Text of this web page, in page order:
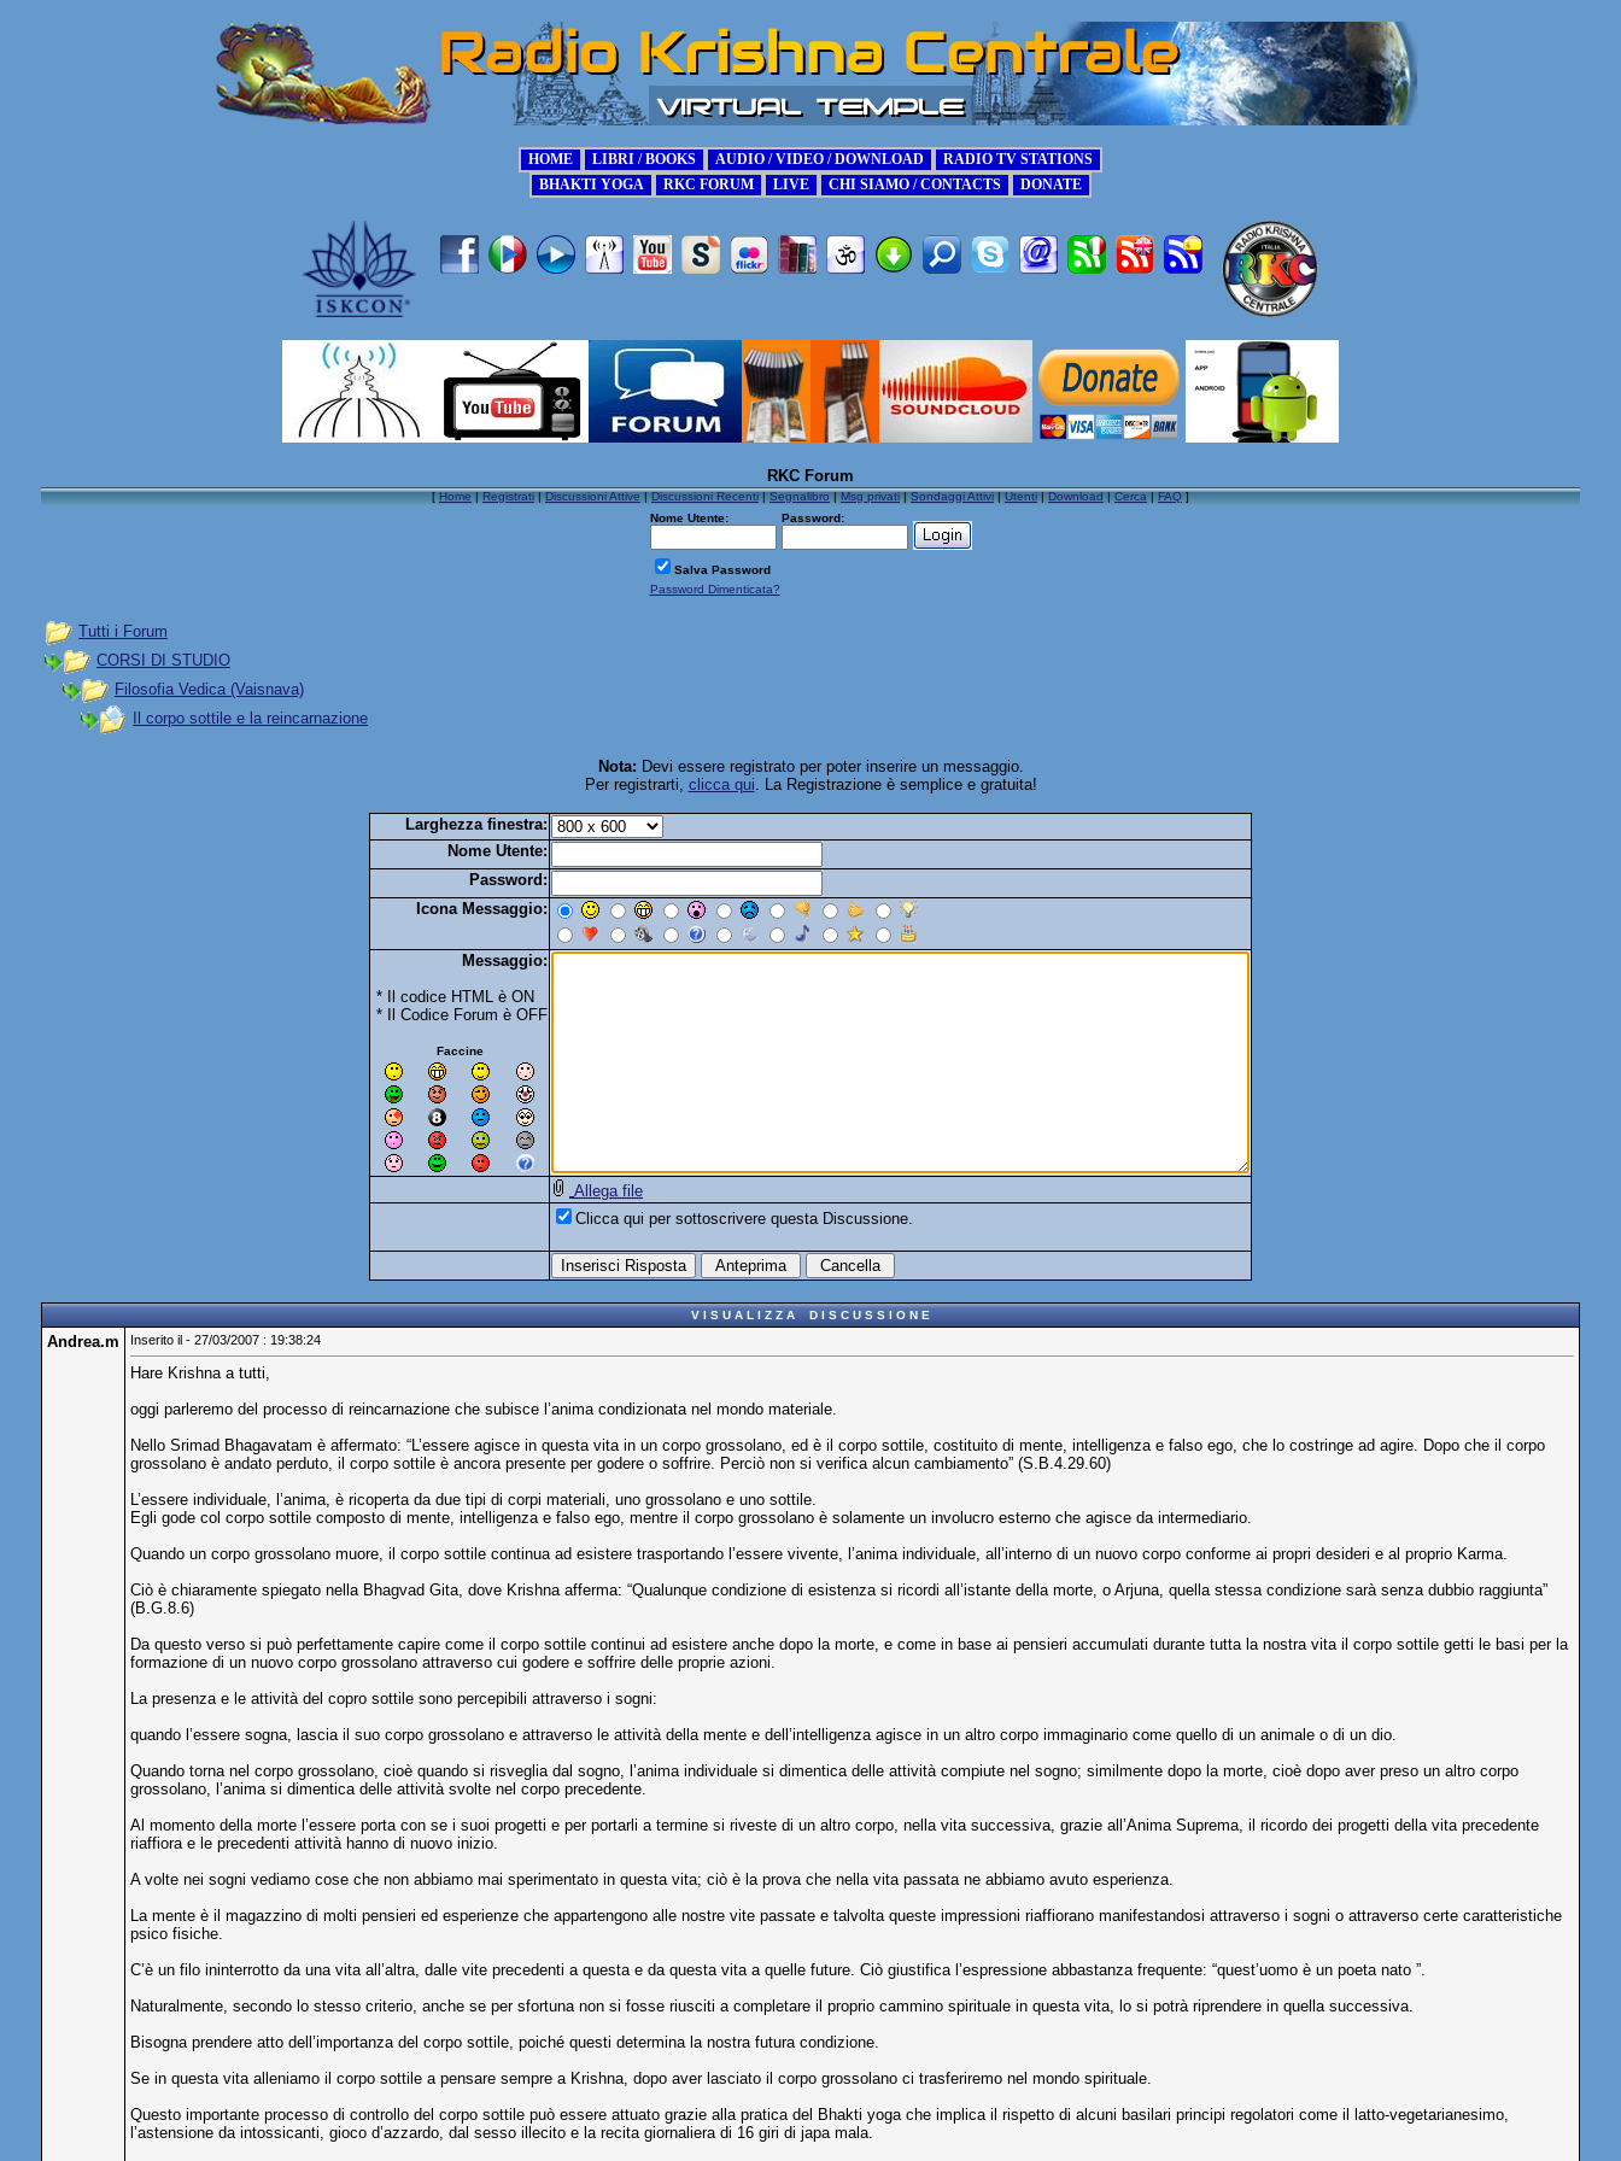
RKC Forum
[Home|Registrati|Discussioni Attive|Discussioni Recenti|Segnalibro|Msg privati|Sondaggi Attivi|Utenti|Download|Cerca|FAQ]
Nome Utente:
Password:
Salva Password
Password Dimenticata?
Tutti i Forum
CORSI DI STUDIO
Filosofia Vedica (Vaisnava)
Il corpo sottile e la reincarnazione
Nota: Devi essere registrato per poter inserire un messaggio.
Per registrarti, clicca qui. La Registrazione è semplice e gratuita!
Larghezza finestra:
Nome Utente:
Password:
Icona Messaggio:
Messaggio:
* Il codice HTML è ON
* Il Codice Forum è OFF
Faccine
Allega file
Clicca qui per sottoscrivere questa Discussione.
V I S U A L I Z Z A D I S C U S S I O N E
Andrea.m Inserito il - 27/03/2007 : 19:38:24
Hare Krishna a tutti,
oggi parleremo del processo di reincarnazione che subisce l’anima condizionata nel mondo materiale.
Nello Srimad Bhagavatam è affermato: “L’essere agisce in questa vita in un corpo grossolano, ed è il corpo sottile, costituito di mente, intelligenza e falso ego, che lo costringe ad agire. Dopo che il corpo
grossolano è andato perduto, il corpo sottile è ancora presente per godere o soffrire. Perciò non si verifica alcun cambiamento” (S.B.4.29.60)
L’essere individuale, l’anima, è ricoperta da due tipi di corpi materiali, uno grossolano e uno sottile.
Egli gode col corpo sottile composto di mente, intelligenza e falso ego, mentre il corpo grossolano è solamente un involucro esterno che agisce da intermediario.
Quando un corpo grossolano muore, il corpo sottile continua ad esistere trasportando l’essere vivente, l’anima individuale, all’interno di un nuovo corpo conforme ai propri desideri e al proprio Karma.
Ciò è chiaramente spiegato nella Bhagvad Gita, dove Krishna afferma: “Qualunque condizione di esistenza si ricordi all’istante della morte, o Arjuna, quella stessa condizione sarà senza dubbio raggiunta”
(B.G.8.6)
Da questo verso si può perfettamente capire come il corpo sottile continui ad esistere anche dopo la morte, e come in base ai pensieri accumulati durante tutta la nostra vita il corpo sottile getti le basi per la
formazione di un nuovo corpo grossolano attraverso cui godere e soffrire delle proprie azioni.
La presenza e le attività del copro sottile sono percepibili attraverso i sogni:
quando l’essere sogna, lascia il suo corpo grossolano e attraverso le attività della mente e dell’intelligenza agisce in un altro corpo immaginario come quello di un animale o di un dio.
Quando torna nel corpo grossolano, cioè quando si risveglia dal sogno, l’anima individuale si dimentica delle attività compiute nel sogno; similmente dopo la morte, cioè dopo aver preso un altro corpo
grossolano, l’anima si dimentica delle attività svolte nel corpo precedente.
Al momento della morte l’essere porta con se i suoi progetti e per portarli a termine si riveste di un altro corpo, nella vita successiva, grazie all’Anima Suprema, il ricordo dei progetti della vita precedente
riaffiora e le precedenti attività hanno di nuovo inizio.
A volte nei sogni vediamo cose che non abbiamo mai sperimentato in questa vita; ciò è la prova che nella vita passata ne abbiamo avuto esperienza.
La mente è il magazzino di molti pensieri ed esperienze che appartengono alle nostre vite passate e talvolta queste impressioni riaffiorano manifestandosi attraverso i sogni o attraverso certe caratteristiche
psico fisiche.
C’è un filo ininterrotto da una vita all’altra, dalle vite precedenti a questa e da questa vita a quelle future. Ciò giustifica l’espressione abbastanza frequente: “quest’uomo è un poeta nato ”.
Naturalmente, secondo lo stesso criterio, anche se per sfortuna non si fosse riusciti a completare il proprio cammino spirituale in questa vita, lo si potrà riprendere in quella successiva.
Bisogna prendere atto dell’importanza del corpo sottile, poiché questi determina la nostra futura condizione.
Se in questa vita alleniamo il corpo sottile a pensare sempre a Krishna, dopo aver lasciato il corpo grossolano ci trasferiremo nel mondo spirituale.
Questo importante processo di controllo del corpo sottile può essere attuato grazie alla pratica del Bhakti yoga che implica il rispetto di alcuni basilari principi regolatori come il latto-vegetarianesimo,
l’astensione da intossicanti, gioco d’azzardo, dal sesso illecito e la recita giornaliera di 16 giri di japa mala.